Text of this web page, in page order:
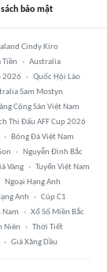
sách bảo mật
Cindy Kiro
Tiền
Australia
2026
Quốc Hội Lào
Sam Mostyn
Cộng Sản Việt Nam
Thi Đấu AFF Cup 2026
Bóng Đá Việt Nam
Nguyễn Đình Bắc
Vàng
Tuyển Việt Nam
Ngoại Hạng Anh
Anh
Cúp C1
Nam
Xổ Số Miền Bắc
Niên
Thời Tiết
Giá Xăng Dầu